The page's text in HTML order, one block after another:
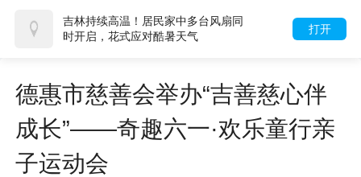
打开
吉林持续高温！居民家中多台风扇同
时开启，花式应对酷暑天气
德惠市慈善会举办“吉善慈心伴
成长”——奇趣六一·欢乐童行亲
子运动会